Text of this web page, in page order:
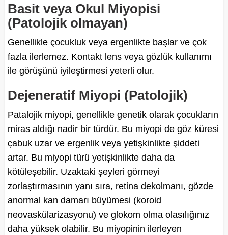
Basit veya Okul Miyopisi
(Patolojik olmayan)
Genellikle çocukluk veya ergenlikte başlar ve çok
fazla ilerlemez. Kontakt lens veya gözlük kullanımı
ile görüşünü iyileştirmesi yeterli olur.
Dejeneratif Miyopi (Patolojik)
Patalojik miyopi, genellikle genetik olarak çocukların
miras aldığı nadir bir türdür. Bu miyopi de göz küresi
çabuk uzar ve ergenlik veya yetişkinlikte şiddeti
artar. Bu miyopi türü yetişkinlikte daha da
kötüleşebilir. Uzaktaki şeyleri görmeyi
zorlaştırmasının yanı sıra, retina dekolmanı, gözde
anormal kan damarı büyümesi (koroid
neovaskülarizasyonu) ve glokom olma olasılığınız
daha yüksek olabilir. Bu miyopinin ilerleyen